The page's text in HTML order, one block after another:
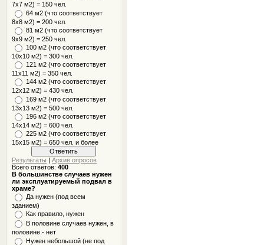
7x7 м2) = 150 чел.
64 м2 (что соответствует
8x8 м2) = 200 чел.
81 м2 (что соответствует
9х9 м2) = 250 чел.
100 м2 (что соответствует
10x10 м2) = 300 чел.
121 м2 (что соответствует
11х11 м2) = 350 чел.
144 м2 (что соответствует
12х12 м2) = 430 чел.
169 м2 (что соответствует
13х13 м2) = 500 чел.
196 м2 (что соответствует
14х14 м2) = 600 чел.
225 м2 (что соответствует
15х15 м2) = 650 чел. и более
Результаты |Архив опросов
Всего ответов:400
В большинстве случаев нужен
ли эксплуатируемый подвал в
храме?
Да нужен (под всем
зданием)
Как правило, нужен
В половине случаев нужен, в
половине - нет
Нужен небольшой (не под